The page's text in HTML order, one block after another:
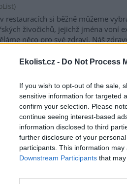
Ekolist.cz - Do Not Process
If you wish to opt-out of the sale,
sensitive information for targeted
confirm your selection. Please
continue seeing interest-based
information disclosed to third
further disclosure of your
participants. This information
Downstream Participants that
restauracích si běžně můžeme
živočichů, jejichž jména voní
něco pro své zdraví. Náš
tvář.
Diskuse: 1
pro hmotu organického původu,
obnovitelných zdrojů má biomasa
vždyť hlavně dříví pohánělo
poloviny 19. století.